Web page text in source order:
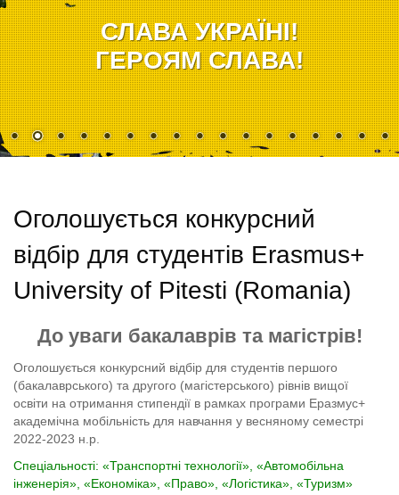
СЛАВА УКРАЇНІ!
ГЕРОЯМ СЛАВА!
Оголошується конкурсний
відбір для студентів Erasmus+
University of Pitesti (Romania)
До уваги бакалаврів та магістрів!
Оголошується конкурсний відбір для студентів першого
(бакалаврського) та другого (магістерського) рівнів вищої
освіти на отримання стипендії в рамках програми Еразмус+
академічна мобільність для навчання у весняному семестрі
2022-2023 н.р.
Спеціальності: «Транспортні технології», «Автомобільна
інженерія», «Економіка», «Право», «Логістика», «Туризм»